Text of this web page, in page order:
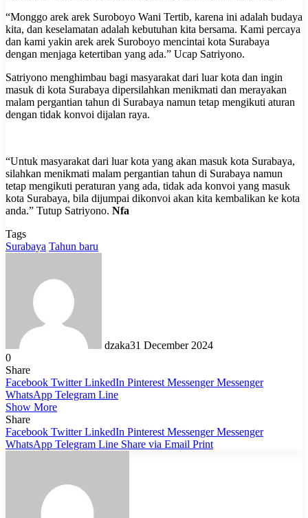
“Monggo arek arek Suroboyo Wani Tertib, karena ini adalah budaya
kita, dan keselamatan adalah kebutuhan kita bersama. Kami percaya
dan kami yakin arek arek Suroboyo mencintai kota Surabaya
dengan menjaga ketertiban yang ada.” Ucap Satriyono.
Satriyono menghimbau bagi masyarakat dari luar kota dan ingin
masuk di kota Surabaya dipersilahkan menikmati dan merayakan
malam pergantian tahun di Surabaya namun tetap mengikuti aturan
dengan tidak konvoi dijalan raya.
“Untuk masyarakat dari luar kota yang akan masuk kota Surabaya,
silahkan menikmati malam pergantian tahun di Surabaya namun
tetap mengikuti peraturan yang ada, tidak ada konvoi yang masuk
kota Surabaya, bila dijumpai dikonvoi akan kita kembalikan ke kota
anda.” Tutup Satriyono. Nfa
Tags
Surabaya Tahun baru
dzaka31 December 2024
0
Share
Facebook Twitter LinkedIn Pinterest Messenger Messenger
WhatsApp Telegram Line
Show More
Share
Facebook Twitter LinkedIn Pinterest Messenger Messenger
WhatsApp Telegram Line Share via Email Print